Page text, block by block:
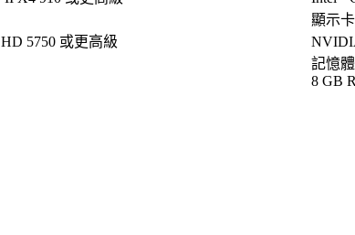
HD 5750 或更高級
顯示卡
記憶體
8 GB